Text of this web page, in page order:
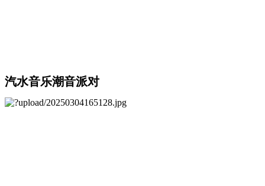
汽水音乐潮音派对